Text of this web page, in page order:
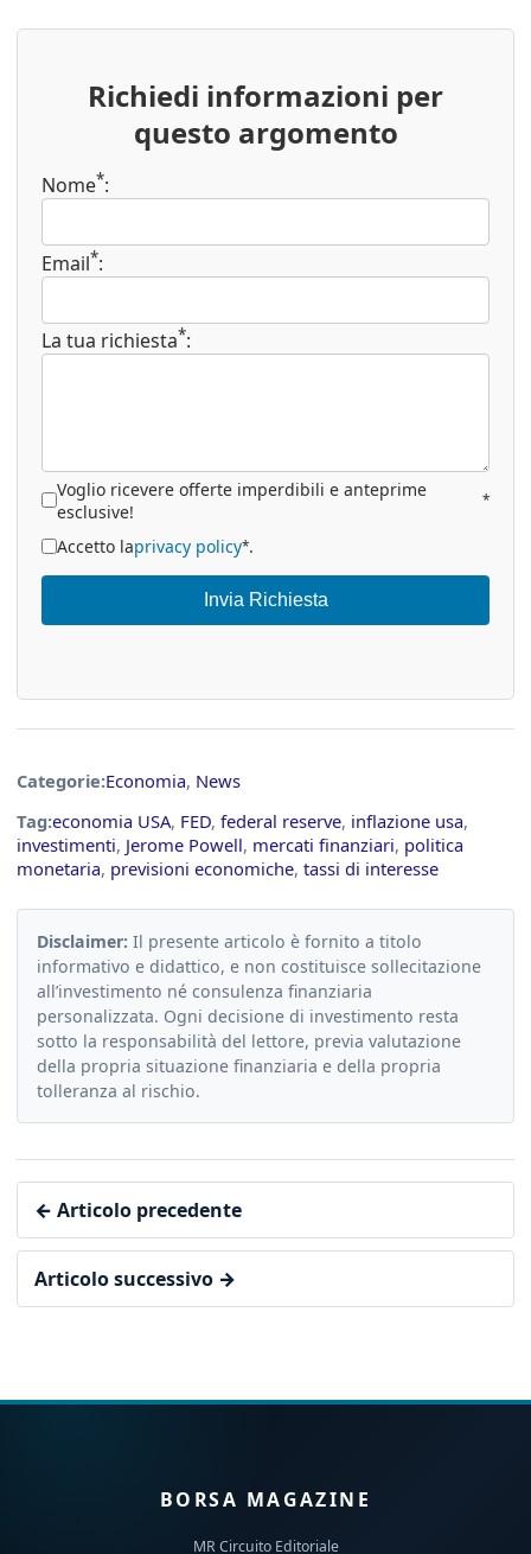
Richiedi informazioni per
questo argomento
Nome*:
Email*:
La tua richiesta*:
Voglio ricevere offerte imperdibili e anteprime
esclusive!
*
Accetto laprivacy policy*.
Invia Richiesta
Categorie:Economia, News
Tag:economia USA, FED, federal reserve, inflazione usa,
investimenti, Jerome Powell, mercati finanziari, politica
monetaria, previsioni economiche, tassi di interesse
Disclaimer: Il presente articolo è fornito a titolo
informativo e didattico, e non costituisce sollecitazione
all’investimento né consulenza finanziaria
personalizzata. Ogni decisione di investimento resta
sotto la responsabilità del lettore, previa valutazione
della propria situazione finanziaria e della propria
tolleranza al rischio.
← Articolo precedente
Articolo successivo →
BORSA MAGAZINE
MR Circuito Editoriale